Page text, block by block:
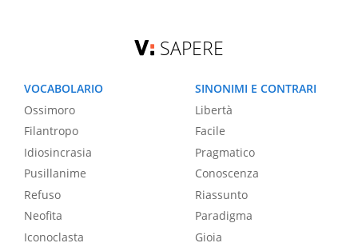
SAPERE
VOCABOLARIO
Ossimoro
Filantropo
Idiosincrasia
Pusillanime
Refuso
Neofita
Iconoclasta
SINONIMI E CONTRARI
Libertà
Facile
Pragmatico
Conoscenza
Riassunto
Paradigma
Gioia